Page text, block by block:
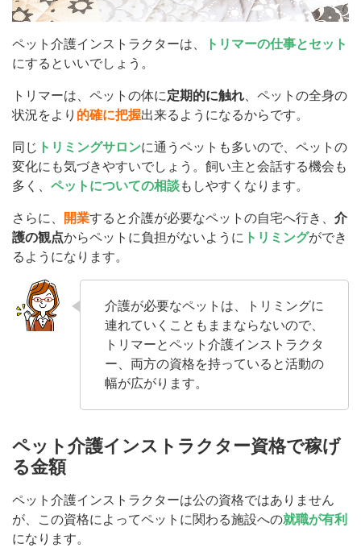
ペット介護インストラクターは、
トリマーの仕事とセット
にするといいでしょう。
トリマーは、ペットの体に定期的に触れ 、ペットの全身の
状況をより 的確に把握出来るようになるからです。
同じ トリミングサロンに通うペットも多いので、ペットの
変化にも気づきやすいでしょう。飼い主と会話する機会も
多く、 ペットについての相談もしやすくなります。
さらに、 開業すると介護が必要なペットの自宅へ行き、 介
護の観点からペットに負担がないように トリミングができ
るようになります。
介護が必要なペットは、トリミングに
連れていくこともままならないので、
トリマーとペット介護インストラクタ
ー、両方の資格を持っていると活動の
幅が広がります。
ペット介護インストラクター資格で稼げ
る金額
ペット介護インストラクターは公の資格ではありません
が、この資格によってペットに関わる施設への就職が有利
になります。